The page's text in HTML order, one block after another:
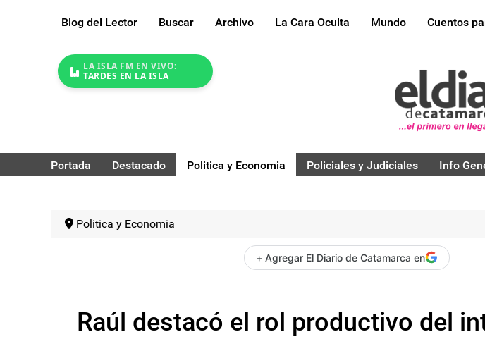
Blog del Lector Buscar Archivo La Cara Oculta Mundo Cuentos
LA ISLA FM EN VIVO:
TARDES EN LA ISLA
Portada Destacado Politica y Economia Policiales y Judiciales Info
Politica y Economia
+ Agregar El Diario de Catamarca en
Raúl destacó el rol productivo del